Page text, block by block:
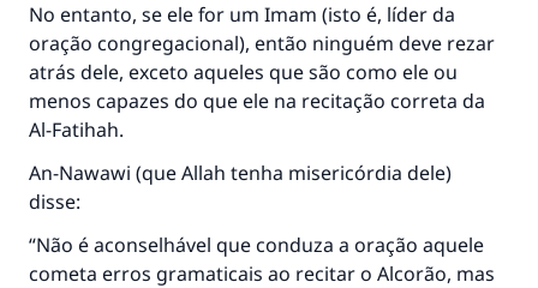
No entanto, se ele for um Imam (isto é, líder da
oração congregacional), então ninguém deve rezar
atrás dele, exceto aqueles que são como ele ou
menos capazes do que ele na recitação correta da
Al-Fatihah.
An-Nawawi (que Allah tenha misericórdia dele)
disse:
“Não é aconselhável que conduza a oração aquele
cometa erros gramaticais ao recitar o Alcorão, mas